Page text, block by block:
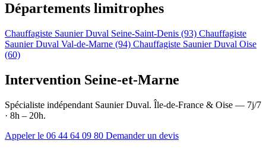
Départements limitrophes
Chauffagiste Saunier Duval Seine-Saint-Denis (93) Chauffagiste
Saunier Duval Val-de-Marne (94) Chauffagiste Saunier Duval Oise
(60)
Intervention Seine-et-Marne
Spécialiste indépendant Saunier Duval. Île-de-France & Oise — 7j/7
· 8h – 20h.
Appeler le 06 44 64 09 80 Demander un devis